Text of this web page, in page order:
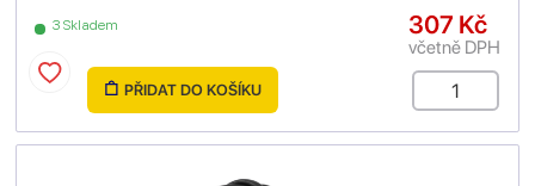
3 Skladem 307 Kč
včetně DPH
PŘIDAT DO KOŠÍKU